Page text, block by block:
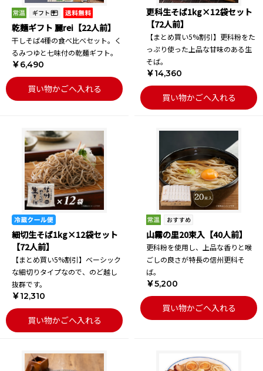
乾麺ギフト 麗rei【22人前】
干しそば4種の食べ比べセット。く
るみつゆと七味付の乾麺ギフト。
￥6,490
買い物かごへ入れる
更科生そば1kg×12袋セット
【72人前】
【まとめ買い5%割引】更科粉をた
っぷり使った上品な甘味のある生
そば。
￥14,360
買い物かごへ入れる
細切生そば1kg×12袋セット
【72人前】
【まとめ買い5%割引】ベーシック
な細切りタイプなので、のど越し
抜群です。
￥12,310
買い物かごへ入れる
山霧の里20束入【40人前】
更科粉を使用し、上品な香りと喉
ごしの良さが特長の信州更科そ
ば。
￥5,200
買い物かごへ入れる